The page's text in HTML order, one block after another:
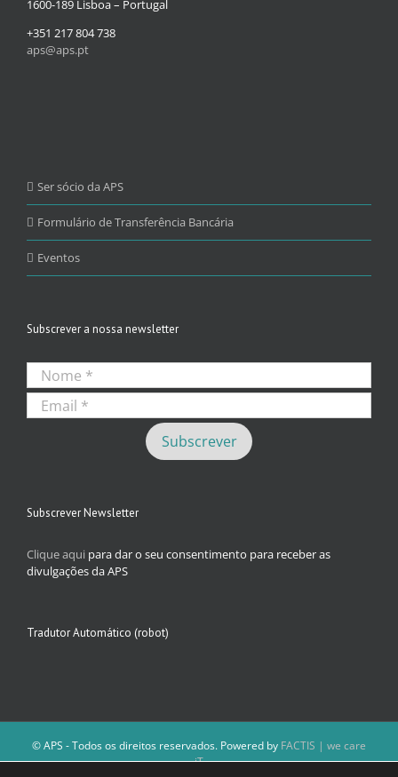
1600-189 Lisboa – Portugal
+351 217 804 738
aps@aps.pt
Ser sócio da APS
Formulário de Transferência Bancária
Eventos
Subscrever a nossa newsletter
Subscrever Newsletter
Clique aqui para dar o seu consentimento para receber as
divulgações da APS
Tradutor Automático (robot)
© APS - Todos os direitos reservados. Powered by FACTIS | we care
iT